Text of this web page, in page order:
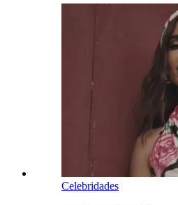
Celebridades